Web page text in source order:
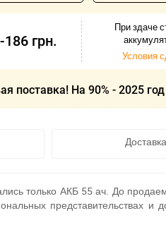
-186 грн.
При здаче
Условия
поставка! На 90% - 2025
Доставка
только АКБ 55 ач. До
представительствах и